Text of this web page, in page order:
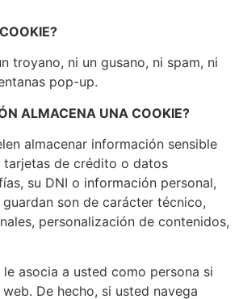
troyano, ni un gusano, ni spam, ni
pop-up.
ALMACENA UNA COOKIE?
almacenar información sensible
tarjetas de crédito o datos
su DNI o información personal,
son de carácter técnico,
personalización de contenidos,
asocia a usted como persona si
De hecho, si usted navega